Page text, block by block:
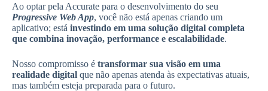
Ao optar pela Accurate para o desenvolvimento do seu
Progressive Web App, você não está apenas criando um
aplicativo; está investindo em uma solução digital completa
que combina inovação, performance e escalabilidade.
Nosso compromisso é transformar sua visão em uma
realidade digital que não apenas atenda às expectativas atuais,
mas também esteja preparada para o futuro.